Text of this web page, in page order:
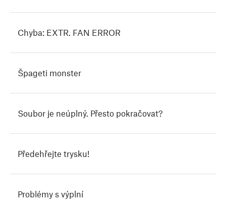
Chyba: EXTR. FAN ERROR
Špageti monster
Soubor je neúplný. Přesto pokračovat?
Předehřejte trysku!
Problémy s výplní